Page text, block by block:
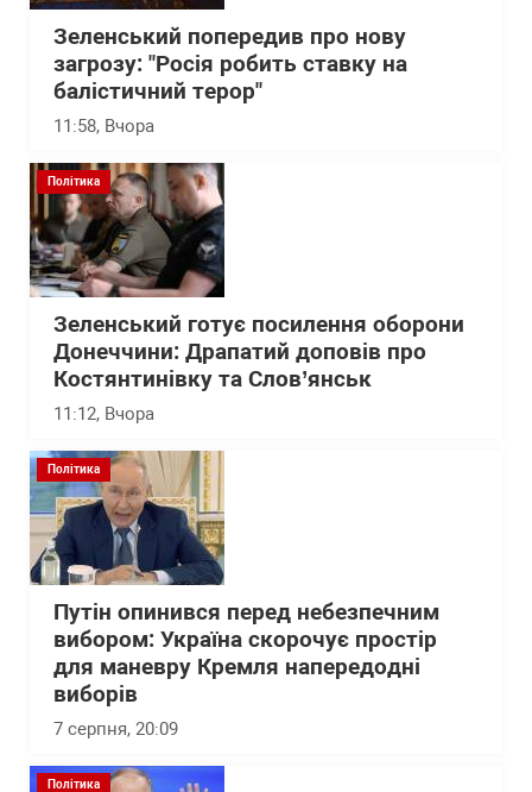
Зеленський попередив про нову
загрозу: "Росія робить ставку на
балістичний терор"
11:58, Вчора
Політика
Зеленський готує посилення оборони
Донеччини: Драпатий доповів про
Костянтинівку та Слов’янськ
11:12, Вчора
Політика
Путін опинився перед небезпечним
вибором: Україна скорочує простір
для маневру Кремля напередодні
виборів
7 серпня, 20:09
Політика